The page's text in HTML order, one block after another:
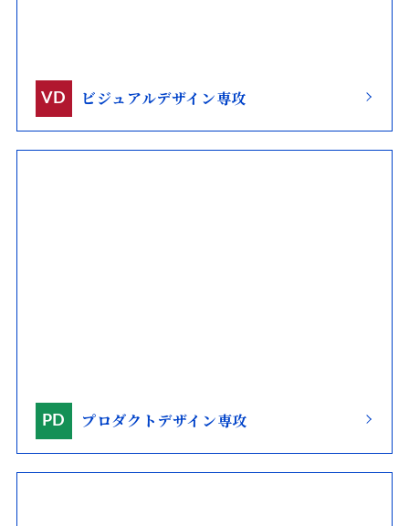
VD ビジュアルデザイン専攻
PD プロダクトデザイン専攻